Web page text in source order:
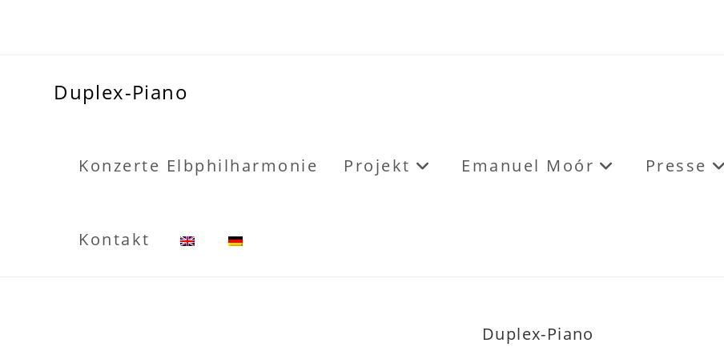
Duplex-Piano
Konzerte Elbphilharmonie Projekt Emanuel Moór Presse
Kontakt
Duplex-Piano